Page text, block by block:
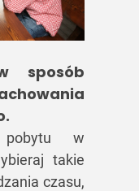
sposób
w
takie
czasu,